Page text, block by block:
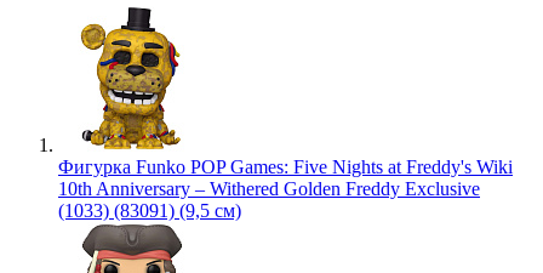
Фигурка Funko POP Games: Five Nights at Freddy's Wiki
10th Anniversary – Withered Golden Freddy Exclusive
(1033) (83091) (9,5 см)